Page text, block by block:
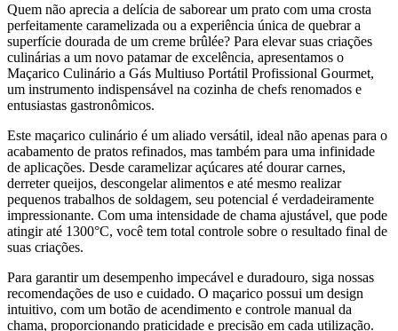
Quem não aprecia a delícia de saborear um prato com uma crosta
perfeitamente caramelizada ou a experiência única de quebrar a
superfície dourada de um creme brûlée? Para elevar suas criações
culinárias a um novo patamar de excelência, apresentamos o
Maçarico Culinário a Gás Multiuso Portátil Profissional Gourmet,
um instrumento indispensável na cozinha de chefs renomados e
entusiastas gastronômicos.
Este maçarico culinário é um aliado versátil, ideal não apenas para o
acabamento de pratos refinados, mas também para uma infinidade
de aplicações. Desde caramelizar açúcares até dourar carnes,
derreter queijos, descongelar alimentos e até mesmo realizar
pequenos trabalhos de soldagem, seu potencial é verdadeiramente
impressionante. Com uma intensidade de chama ajustável, que pode
atingir até 1300°C, você tem total controle sobre o resultado final de
suas criações.
Para garantir um desempenho impecável e duradouro, siga nossas
recomendações de uso e cuidado. O maçarico possui um design
intuitivo, com um botão de acendimento e controle manual da
chama, proporcionando praticidade e precisão em cada utilização.